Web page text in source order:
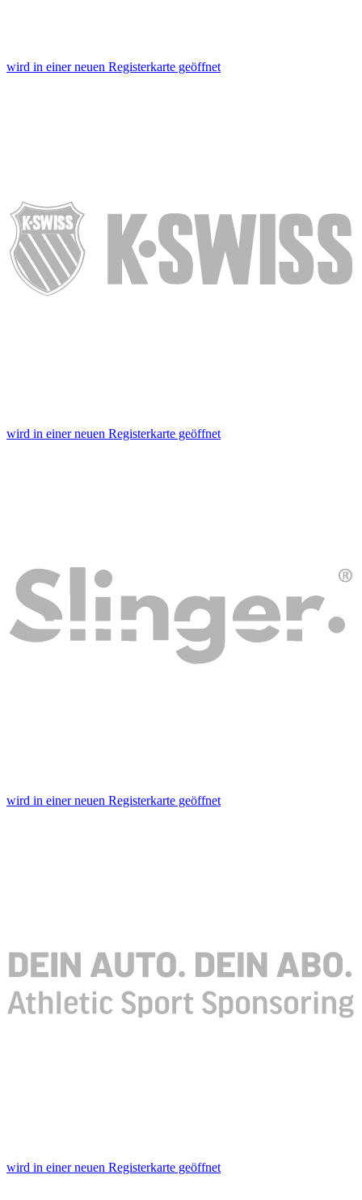
wird in einer neuen Registerkarte geöffnet
wird in einer neuen Registerkarte geöffnet
wird in einer neuen Registerkarte geöffnet
wird in einer neuen Registerkarte geöffnet